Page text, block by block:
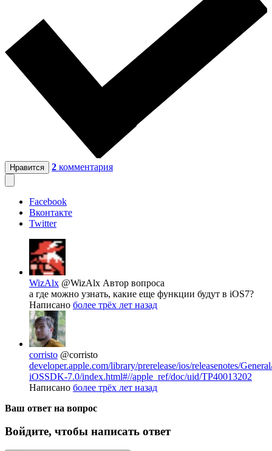
Нравится 2 комментария
Facebook
Вконтакте
Twitter
WizAlx @WizAlx Автор вопроса
а где можно узнать, какие еще функции будут в iOS7?
Написано более трёх лет назад
corristo @corristo
developer.apple.com/library/prerelease/ios/releasenotes/
iOSSDK-7.0/index.html#//apple_ref/doc/uid/TP40013202
Написано более трёх лет назад
Ваш ответ на вопрос
Войдите, чтобы написать ответ